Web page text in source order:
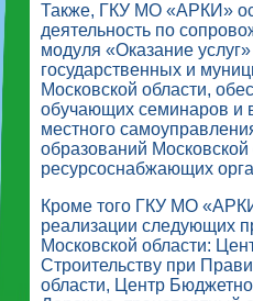
Также, ГКУ МО «АРКИ»
деятельность по
модуля «Оказание
государственных и
Московской области,
обучающих семинаров и
местного
образований Московской
ресурсоснабжающих
Кроме того ГКУ МО
реализации следующих
Московской области:
Строительству при
области, Центр